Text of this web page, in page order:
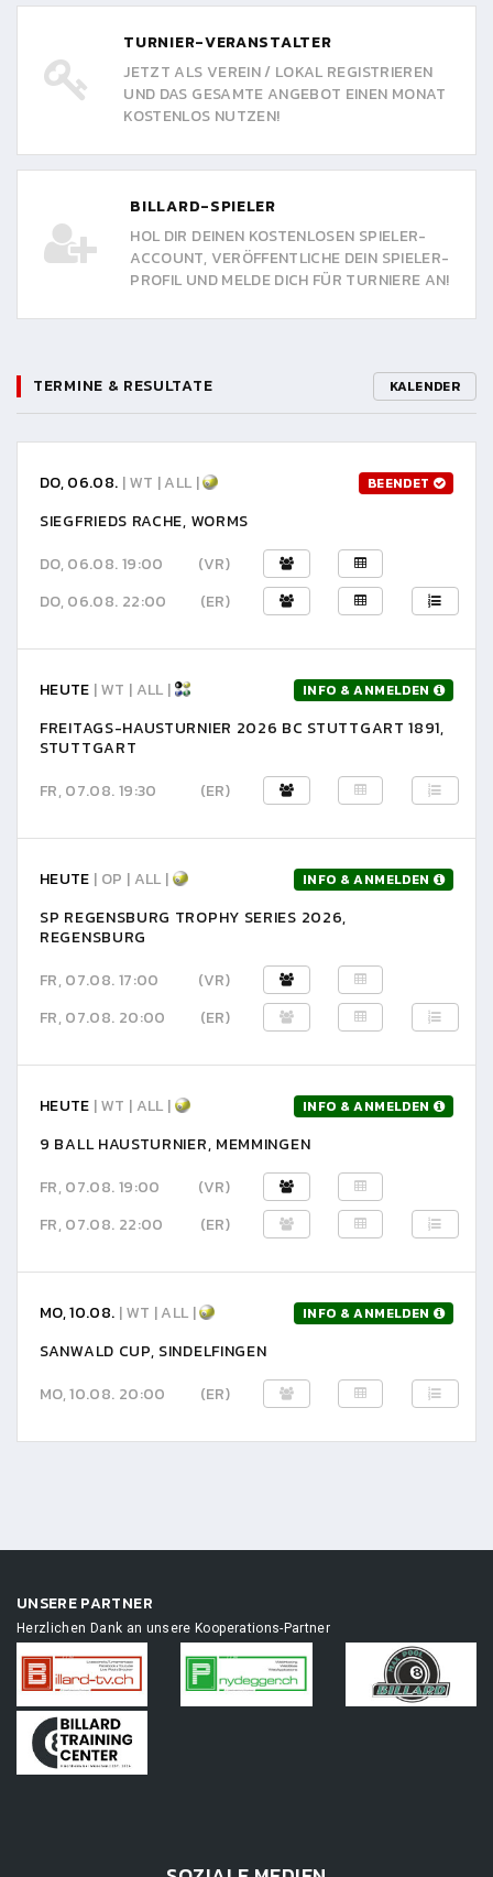
TURNIER-VERANSTALTER
JETZT ALS VEREIN / LOKAL REGISTRIEREN
UND DAS GESAMTE ANGEBOT EINEN MONAT
KOSTENLOS NUTZEN!
BILLARD-SPIELER
HOL DIR DEINEN KOSTENLOSEN SPIELER-
ACCOUNT, VERÖFFENTLICHE DEIN SPIELER-
PROFIL UND MELDE DICH FÜR TURNIERE AN!
TERMINE & RESULTATE KALENDER
DO, 06.08. | WT | ALL | BEENDET
SIEGFRIEDS RACHE, WORMS
DO, 06.08. 19:00
(VR)
DO, 06.08. 22:00
(ER)
HEUTE | WT | ALL | INFO & ANMELDEN
FREITAGS-HAUSTURNIER 2026 BC STUTTGART 1891,
STUTTGART
FR, 07.08. 19:30
(ER)
HEUTE | OP | ALL | INFO & ANMELDEN
SP REGENSBURG TROPHY SERIES 2026,
REGENSBURG
FR, 07.08. 17:00
(VR)
FR, 07.08. 20:00
(ER)
HEUTE | WT | ALL | INFO & ANMELDEN
9 BALL HAUSTURNIER, MEMMINGEN
FR, 07.08. 19:00
(VR)
FR, 07.08. 22:00
(ER)
MO, 10.08. | WT | ALL | INFO & ANMELDEN
SANWALD CUP, SINDELFINGEN
MO, 10.08. 20:00
(ER)
UNSERE PARTNER
Herzlichen Dank an unsere Kooperations-Partner